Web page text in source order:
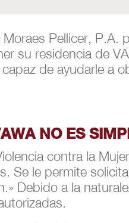
Pellicer,
su residencia de
de ayudarle a
NO ES
contra la
Se le permite
Debido a la